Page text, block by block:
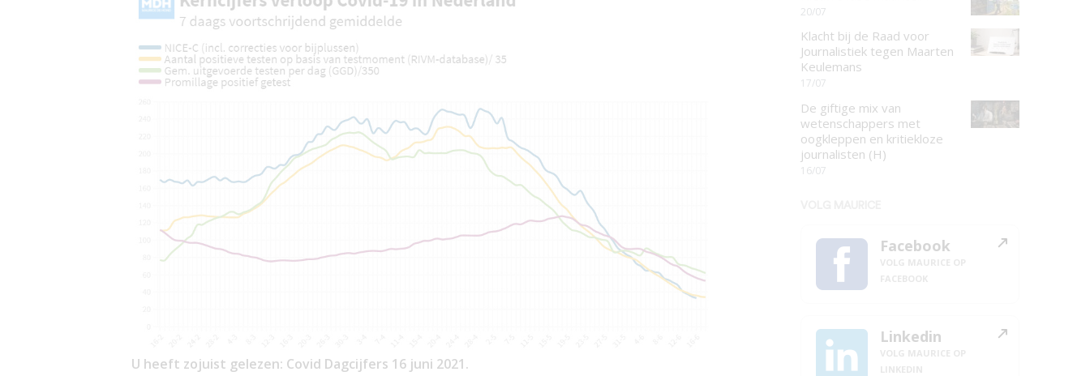
U heeft zojuist gelezen: Covid Dagcijfers 16 juni 2021.
20/07
Klacht bij de Raad voor
Journalistiek tegen Maarten
Keulemans
17/07
De giftige mix van
wetenschappers met
oogkleppen en kritiekloze
journalisten (H)
16/07
Facebook
Linkedin